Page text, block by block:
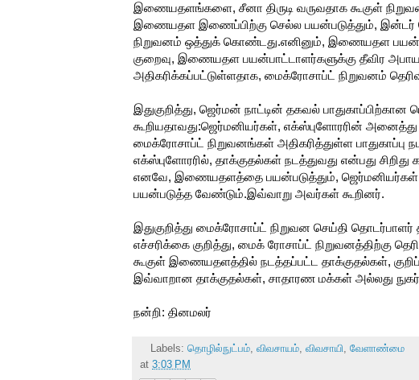
இணையதளங்களை, சீனா திருடி வருவதாக கூகுள்
இணையதள இணைப்பிற்கு செல்ல பயன்படுத்தும், இன்டர்
நிறுவனம் ஒத்துக் கொண்டது.எனினும், இணையதள
குறைவு, இணையதள பயன்பாட்டாளர்களுக்கு தீவிர
அதிகரிக்கப்பட்டுள்ளதாக, மைக்ரோசாப்ட் நிறுவனம்
இதுகுறித்து, ஜெர்மன் நாட்டின் தகவல்
கூறியதாவது:ஜெர்மனியர்கள், எக்ஸ்புளோரரின்
மைக்ரோசாப்ட் நிறுவனங்கள் அதிகரித்துள்ள
எக்ஸ்புளோரரில், தாக்குதல்கள் நடத்துவது என்பது சிறிது
எனவே, இணையதளத்தை பயன்படுத்தும், ஜெர்மனியர்கள்
பயன்படுத்த வேண்டும்.இவ்வாறு அவர்கள் கூறினர்.
இதுகுறித்து மைக்ரோசாப்ட் நிறுவன செய்தி
எச்சரிக்கை குறித்து, மைக் ரோசாப்ட் நிறுவனத்திற்கு
கூகுள் இணையதளத்தில் நடத்தப்பட்ட தாக்குதல்கள்,
இவ்வாறான தாக்குதல்கள், சாதாரண மக்கள் அல்லது
நன்றி: தினமலர்
Labels: தொழில்நுட்பம், விவசாயம், விவசாயி, வேளாண்மை
at 3:03 PM